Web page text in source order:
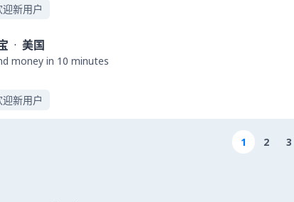
迎新用户
· 美国
money in 10 minutes
迎新用户
1 2 3